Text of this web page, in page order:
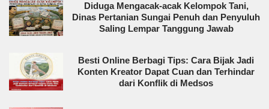
Diduga Mengacak-acak Kelompok Tani,
Dinas Pertanian Sungai Penuh dan Penyuluh
Saling Lempar Tanggung Jawab
Besti Online Berbagi Tips: Cara Bijak Jadi
Konten Kreator Dapat Cuan dan Terhindar
dari Konflik di Medsos